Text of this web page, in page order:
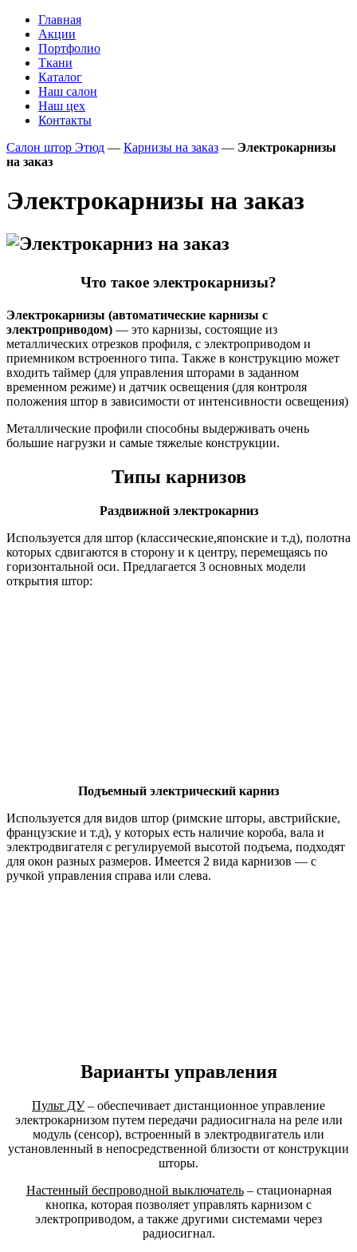
Главная
Акции
Портфолио
Ткани
Каталог
Наш салон
Наш цех
Контакты
Салон штор Этюд — Карнизы на заказ — Электрокарнизы
на заказ
Электрокарнизы на заказ
Что такое электрокарнизы?
Электрокарнизы (автоматические карнизы с
электроприводом) — это карнизы, состоящие из
металлических отрезков профиля, с электроприводом и
приемником встроенного типа. Также в конструкцию может
входить таймер (для управления шторами в заданном
временном режиме) и датчик освещения (для контроля
положения штор в зависимости от интенсивности освещения)
Металлические профили способны выдерживать очень
большие нагрузки и самые тяжелые конструкции.
Типы карнизов
Раздвижной электрокарниз
Используется для штор (классические,японские и т.д), полотна
которых сдвигаются в сторону и к центру, перемещаясь по
горизонтальной оси. Предлагается 3 основных модели
открытия штор:
Подъемный электрический карниз
Используется для видов штор (римские шторы, австрийские,
французские и т.д), у которых есть наличие короба, вала и
электродвигателя с регулируемой высотой подъема, подходят
для окон разных размеров. Имеется 2 вида карнизов — с
ручкой управления справа или слева.
Варианты управления
Пульт ДУ– обеспечивает дистанционное управление
электрокарнизом путем передачи радиосигнала на реле или
модуль (сенсор), встроенный в электродвигатель или
установленный в непосредственной близости от конструкции
шторы.
Настенный беспроводной выключатель– стационарная
кнопка, которая позволяет управлять карнизом с
электроприводом, а также другими системами через
радиосигнал.